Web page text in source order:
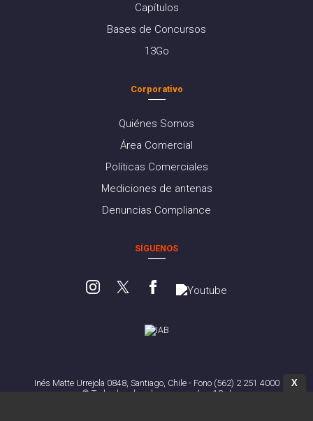
Capítulos
Bases de Concursos
13Go
Corporativo
Quiénes Somos
Área Comercial
Políticas Comerciales
Mediciones de antenas
Denuncias Compliance
SÍGUENOS
Inés Matte Urrejola 0848, Santiago, Chile - Fono (562) 2 251 4000
© Todos los derechos reservados. 13.cl
X